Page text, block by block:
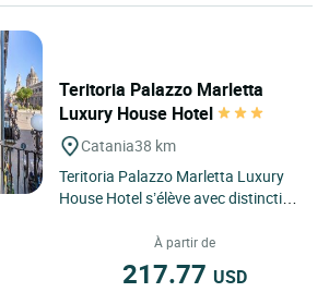
Teritoria Palazzo Marletta
Luxury House Hotel
Catania38 km
Teritoria Palazzo Marletta Luxury
House Hotel s’élève avec distinction
Catane, une ville...À partir de
217.77 USD